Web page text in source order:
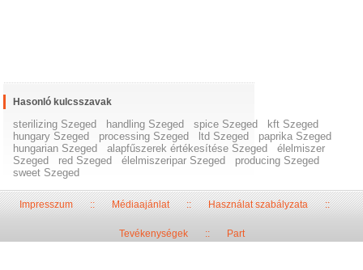
Hasonló kulcsszavak
sterilizing Szeged handling Szeged spice Szeged
kft Szeged
hungary Szeged
processing Szeged ltd Szeged
paprika Szeged
hungarian Szeged
alapfűszerek értékesítése Szeged
élelmiszer
Szeged
red Szeged élelmiszeripar Szeged
producing Szeged
sweet Szeged
Impresszum::Médiaajánlat::Használat szabályzata::
Tevékenységek:: Part